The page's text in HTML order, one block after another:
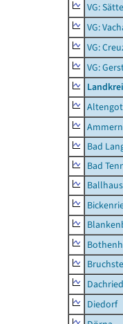
VG:
VG:
VG:
VG:
Ammern
Bad
Bad
Diedorf